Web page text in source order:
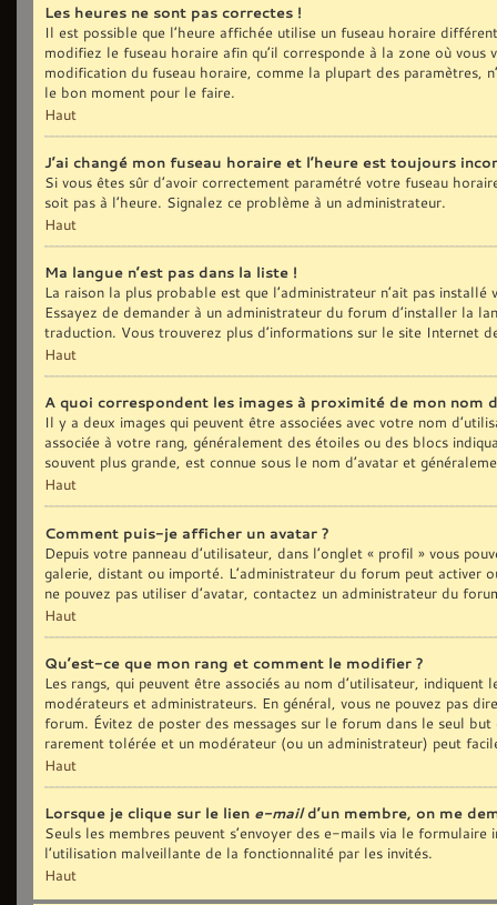
Les heures ne sont pas correctes !
Il est possible que l’heure affichée utilise un fuseau horaire
modifiez le fuseau horaire afin qu’il corresponde à la zone où
modification du fuseau horaire, comme la plupart des paramètres,
le bon moment pour le faire.
Haut
J’ai changé mon fuseau horaire et l’heure est toujours
Si vous êtes sûr d’avoir correctement paramétré votre fuseau
soit pas à l’heure. Signalez ce problème à un administrateur.
Haut
Ma langue n’est pas dans la liste !
La raison la plus probable est que l’administrateur n’ait pas
Essayez de demander à un administrateur du forum d’installer la
traduction. Vous trouverez plus d’informations sur le site Internet
Haut
A quoi correspondent les images à proximité de mon nom
Il y a deux images qui peuvent être associées avec votre nom
associée à votre rang, généralement des étoiles ou des blocs
souvent plus grande, est connue sous le nom d’avatar et
Haut
Comment puis-je afficher un avatar ?
Depuis votre panneau d’utilisateur, dans l’onglet « profil » vous
galerie, distant ou importé. L’administrateur du forum peut activer
ne pouvez pas utiliser d’avatar, contactez un administrateur du
Haut
Qu’est-ce que mon rang et comment le modifier ?
Les rangs, qui peuvent être associés au nom d’utilisateur,
modérateurs et administrateurs. En général, vous ne pouvez pas
forum. Évitez de poster des messages sur le forum dans le seul
rarement tolérée et un modérateur (ou un administrateur) peut
Haut
Lorsque je clique sur le lien e-maild’un membre, on me
Seuls les membres peuvent s’envoyer des e-mails via le
l’utilisation malveillante de la fonctionnalité par les invités.
Haut